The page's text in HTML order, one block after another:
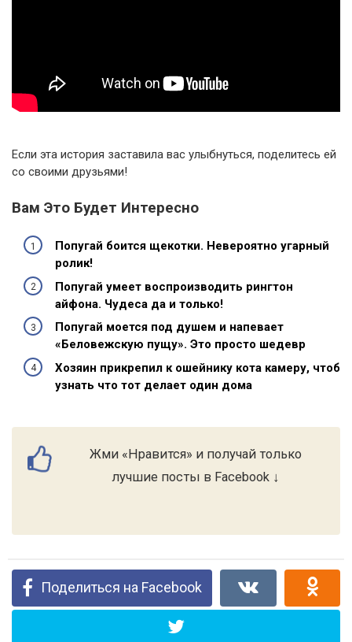
Если эта история заставила вас улыбнуться, поделитесь ей
со своими друзьями!
Вам Это Будет Интересно
Попугай боится щекотки. Невероятно угарный
ролик!
Попугай умеет воспроизводить рингтон
айфона. Чудеса да и только!
Попугай моется под душем и напевает
«Беловежскую пущу». Это просто шедевр
Хозяин прикрепил к ошейнику кота камеру, чтоб
узнать что тот делает один дома
Жми «Нравится» и получай только
лучшие посты в Facebook ↓
Поделиться на Facebook